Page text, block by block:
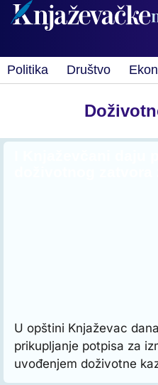
Politika Društvo
U opštini Knjaževac
prikupljanje potpisa za
uvođenjem doživotne